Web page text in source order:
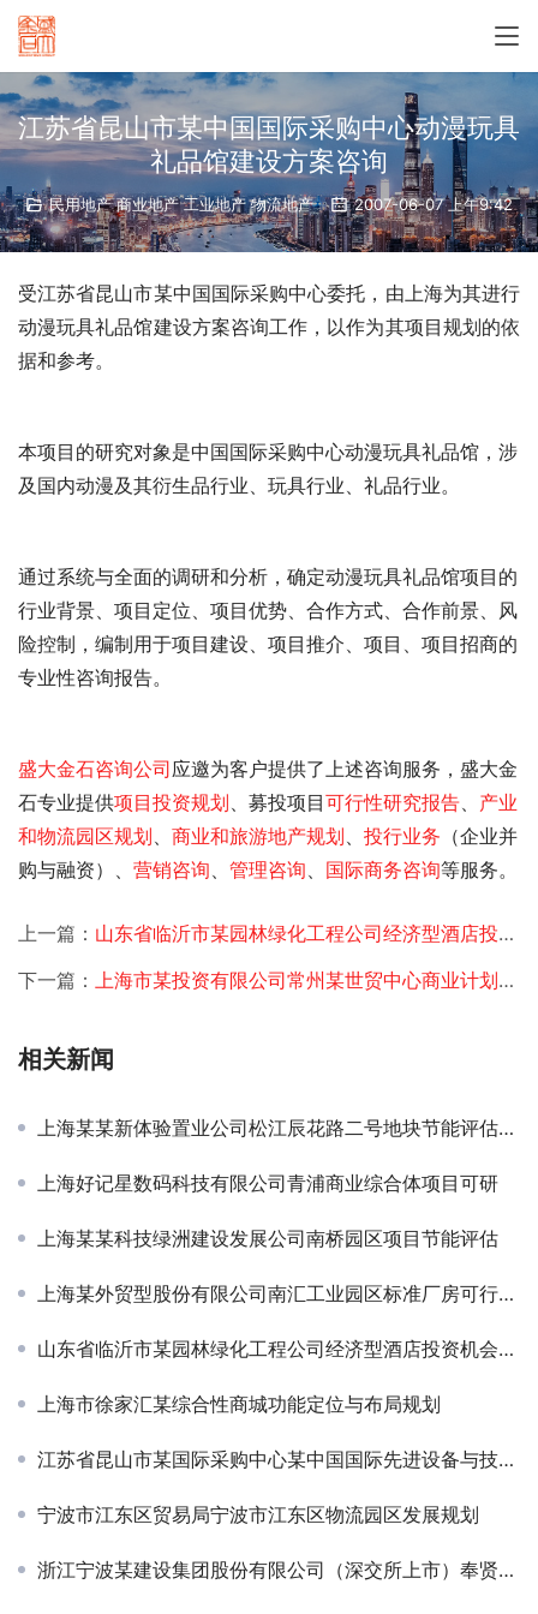
江苏省昆山市某中国国际采购中心动漫玩具
礼品馆建设方案咨询
民用地产 商业地产 工业地产 物流地产 2007-06-07 上午9:42
受江苏省昆山市某中国国际采购中心委托，由上海为其进行
动漫玩具礼品馆建设方案咨询工作，以作为其项目规划的依
据和参考。
本项目的研究对象是中国国际采购中心动漫玩具礼品馆，涉
及国内动漫及其衍生品行业、玩具行业、礼品行业。
通过系统与全面的调研和分析，确定动漫玩具礼品馆项目的
行业背景、项目定位、项目优势、合作方式、合作前景、风
险控制，编制用于项目建设、项目推介、项目 、项目招商的
专业性咨询报告。
盛大金石咨询公司应邀为客户提供了上述咨询服务，盛大金
石专业提供项目投资规划、募投项目可行性研究报告、 产业
和物流园区规划、 商业和旅游地产规划、 投行业务 （企业并
购与融资）、 营销咨询、 管理咨询、 国际商务咨询等服务。
上一篇： 山东省临沂市某园林绿化工程公司经济型酒店投资机会研究
下一篇： 上海市某投资有限公司常州某世贸中心商业计划书编制
相关新闻
上海某某新体验置业公司松江辰花路二号地块节能评估报告
上海好记星数码科技有限公司青浦商业综合体项目可研
上海某某科技绿洲建设发展公司南桥园区项目节能评估
上海某外贸型股份有限公司南汇工业园区标准厂房可行性研究
山东省临沂市某园林绿化工程公司经济型酒店投资机会研究
上海市徐家汇某综合性商城功能定位与布局规划
江苏省昆山市某国际采购中心某中国国际先进设备与技术展示交易中心策划
宁波市江东区贸易局宁波市江东区物流园区发展规划
浙江宁波某建设集团股份有限公司（深交所上市）奉贤物流中心规划